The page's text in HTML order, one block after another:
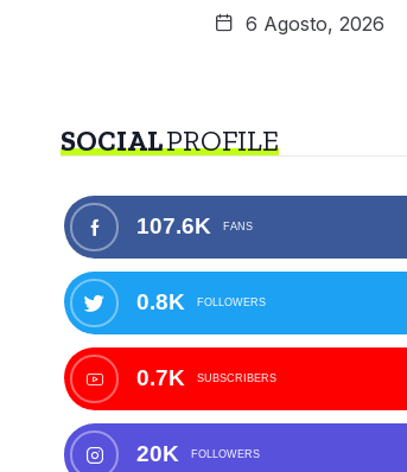
6 Agosto, 2026
SOCIALPROFILE
107.6K FANS
0.8K FOLLOWERS
0.7K SUBSCRIBERS
20K FOLLOWERS